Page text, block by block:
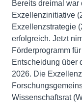
Bereits dreimal
Exzellenzinitiative
Exzellenzstrategie
erfolgreich. Jetzt
Förderprogramm
Entscheidung über
2026. Die
Wissenschaftsrat